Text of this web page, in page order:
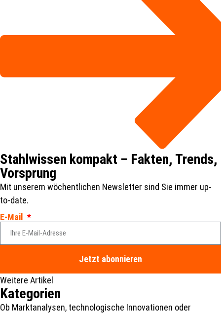
Stahlwissen kompakt – Fakten, Trends,
Vorsprung
Mit unserem wöchentlichen Newsletter sind Sie immer up-
to-date.
E-Mail
Jetzt abonnieren
Weitere Artikel
Kategorien
Ob Marktanalysen, technologische Innovationen oder